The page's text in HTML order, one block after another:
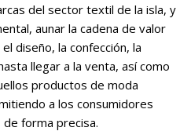
del sector textil de la isla, y
aunar la cadena de valor
diseño, la confección, la
llegar a la venta, así como
productos de moda
a los consumidores
forma precisa.